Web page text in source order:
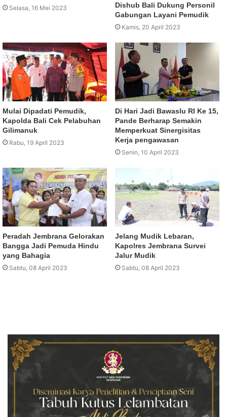
Selasa, 16 Mei 2023
Dishub Bali Dukung Personil
Gabungan Layani Pemudik
Kamis, 20 April 2023
Mulai Dipadati Pemudik,
Kapolda Bali Cek Pelabuhan
Gilimanuk
Rabu, 19 April 2023
Di Hari Jadi Bawaslu RI Ke 15,
Pande Berharap Semakin
Memperkuat Sinergisitas
Kerja pengawasan
Senin, 10 April 2023
Peradah Jembrana Gelorakan
Bangga Jadi Pemuda Hindu
yang Bahagia
Sabtu, 08 April 2023
Jelang Mudik Lebaran,
Kapolres Jembrana Survei
Jalur Mudik
Sabtu, 08 April 2023